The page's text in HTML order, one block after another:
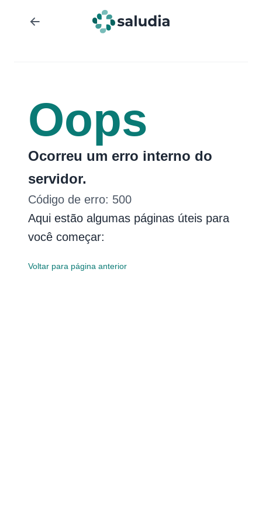
Oops
Ocorreu um erro interno do
servidor.
Código de erro: 500
Aqui estão algumas páginas úteis para
você começar:
Voltar para página anterior